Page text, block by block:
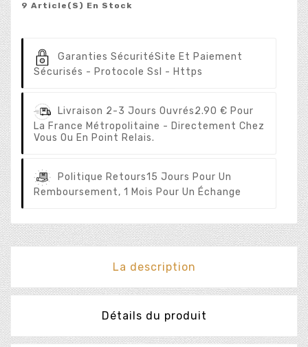
9 Article(s) En Stock
Garanties SécuritéSite Et Paiement
Sécurisés - Protocole Ssl - Https
Livraison 2-3 Jours Ouvrés2.90 € Pour
La France Métropolitaine - Directement Chez
Vous Ou En Point Relais.
Politique Retours15 Jours Pour Un
Remboursement, 1 Mois Pour Un Échange
La description
Détails du produit